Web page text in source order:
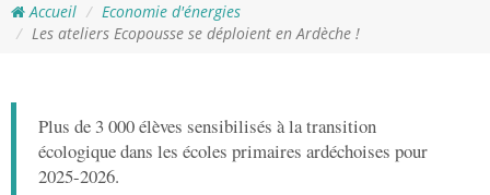
Accueil
Economie d'énergies
Les ateliers Ecopousse se déploient en Ardèche !
Plus de 3 000 élèves sensibilisés à la transition
écologique dans les écoles primaires ardéchoises pour
2025-2026.